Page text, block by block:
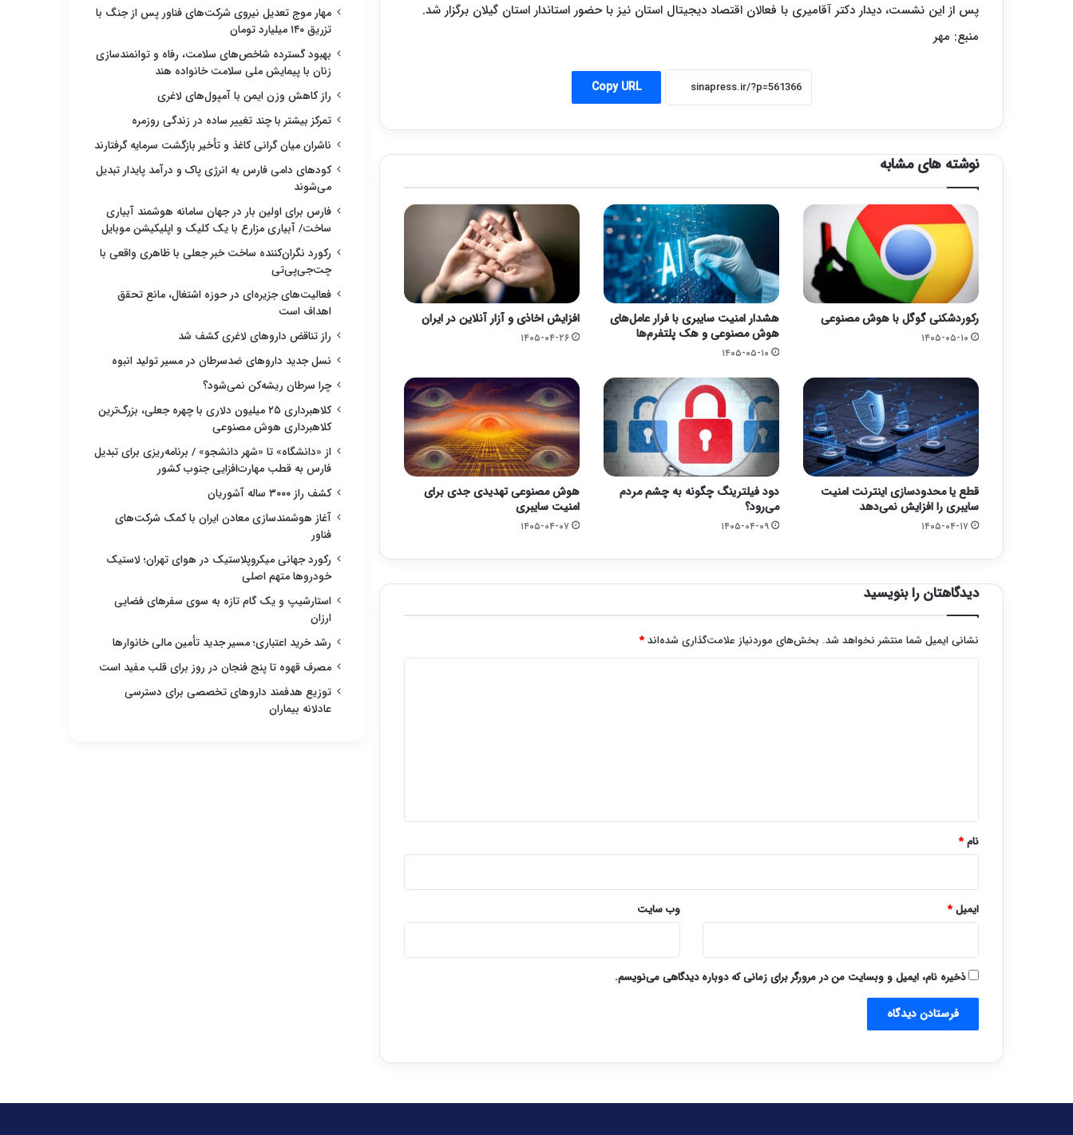
پس از این نشست، دیدار دکتر آقامیری با فعالان اقتصاد دیجیتال استان نیز با حضور استاندار استان گیلان برگزار شد.
منبع: مهر
Copy URL
نوشته های مشابه
رکوردشکنی گوگل با هوش مصنوعی
۱۴۰۵-۰۵-۱۰
هشدار امنیت سایبری با فرار عامل‌های
هوش مصنوعی و هک پلتفرم‌ها
۱۴۰۵-۰۵-۱۰
افزایش اخاذی و آزار آنلاین در ایران
۱۴۰۵-۰۴-۲۶
قطع یا محدودسازی اینترنت امنیت
سایبری را افزایش نمی‌دهد
۱۴۰۵-۰۴-۱۷
دود فیلترینگ چگونه به چشم مردم
می‌رود؟
۱۴۰۵-۰۴-۰۹
هوش مصنوعی تهدیدی جدی برای
امنیت سایبری
۱۴۰۵-۰۴-۰۷
دیدگاهتان را بنویسید
نشانی ایمیل شما منتشر نخواهد شد. بخش‌های موردنیاز علامت‌گذاری شده‌اند*
نام*
ایمیل* وب‌ سایت
ذخیره نام، ایمیل و وبسایت من در مرورگر برای زمانی که دوباره دیدگاهی می‌نویسم.
مهار موج تعدیل نیروی شرکت‌های فناور پس از جنگ با
تزریق ۱۴۰ میلیارد تومان
بهبود گسترده شاخص‌های سلامت، رفاه و توانمندسازی
زنان با پیمایش ملی سلامت خانواده هند
راز کاهش وزن ایمن با آمپول‌های لاغری
تمرکز بیشتر با چند تغییر ساده در زندگی روزمره
ناشران میان گرانی کاغذ و تأخیر بازگشت سرمایه گرفتارند
کودهای دامی فارس به انرژی پاک و درآمد پایدار تبدیل
می‌شوند
فارس برای اولین بار در جهان سامانه هوشمند آبیاری
ساخت/ آبیاری مزارع با یک کلیک و اپلیکیشن موبایل
رکورد نگران‌کننده ساخت خبر جعلی با ظاهری واقعی با
چت‌جی‌پی‌تی
فعالیت‌های جزیره‌ای در حوزه اشتغال، مانع تحقق
اهداف است
راز تناقض داروهای لاغری کشف شد
نسل جدید داروهای ضدسرطان در مسیر تولید انبوه
چرا سرطان ریشه‌کن نمی‌شود؟
کلاهبرداری ۲۵ میلیون دلاری با چهره جعلی، بزرگ‌ترین
کلاهبرداری هوش مصنوعی
از «دانشگاه» تا «شهر دانشجو» / برنامه‌ریزی برای تبدیل
فارس به قطب مهارت‌افزایی جنوب کشور
کشف راز ۳۰۰۰ ساله آشوریان
آغاز هوشمندسازی معادن ایران با کمک شرکت‌های
فناور
رکورد جهانی میکروپلاستیک در هوای تهران؛ لاستیک
خودروها متهم اصلی
استارشیپ و یک گام تازه به سوی سفرهای فضایی
ارزان
رشد خرید اعتباری؛ مسیر جدید تأمین مالی خانوارها
مصرف قهوه تا پنج فنجان در روز برای قلب مفید است
توزیع هدفمند داروهای تخصصی برای دسترسی
عادلانه بیماران